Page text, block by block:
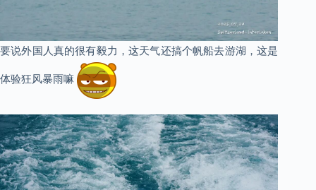
要说外国人真的很有毅力，这天气还搞个帆船去游湖，这是
体验狂风暴雨嘛